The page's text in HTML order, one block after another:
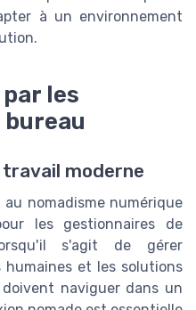
à un environnement
les
travail moderne
nomadisme numérique
les gestionnaires de
s'agit de gérer
humaines et les solutions
doivent naviguer dans un